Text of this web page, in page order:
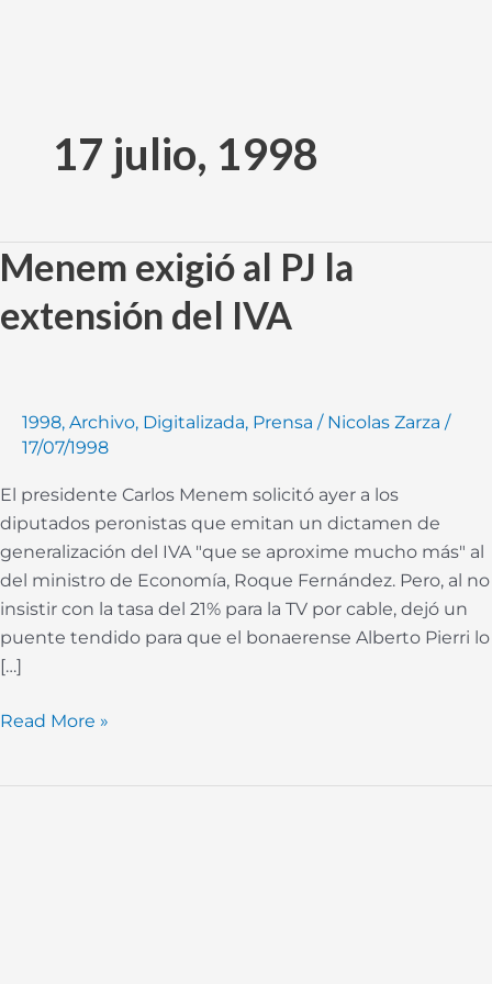
contenido17 julio, 1998
Menem exigió al PJ la
extensión del IVA
1998, Archivo, Digitalizada, Prensa / Nicolas Zarza /
17/07/1998
El presidente Carlos Menem solicitó ayer a los
diputados peronistas que emitan un dictamen de
generalización del IVA "que se aproxime mucho más" al
del ministro de Economía, Roque Fernández. Pero, al no
insistir con la tasa del 21% para la TV por cable, dejó un
puente tendido para que el bonaerense Alberto Pierri lo
[…]
Menem
exigió
al
del
IVA
Read More »